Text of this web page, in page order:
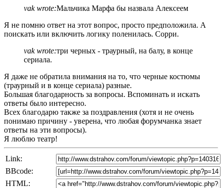
vak wrote:Мальчика Марфа бы назвала Алексеем
Я не помню ответ на этот вопрос, просто предположила. А
поискать или включить логику поленилась. Сорри.
vak wrote:три черных - траурный, на балу, в конце
сериала.
Я даже не обратила внимания на то, что черные костюмы
(траурный и в конце сериала) разные.
Большая благодарность за вопросы. Вспоминать и искать
ответы было интересно.
Всех благодарю также за поздравления (хотя и не очень
понимаю причину - уверена, что любая форумчанка знает
ответы на эти вопросы).
Я люблю театр!
Link:
BBcode:
HTML: